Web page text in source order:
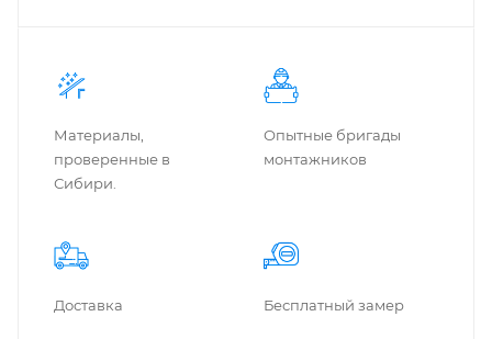
Материалы,
проверенные в
Сибири.
Опытные бригады
монтажников
Доставка Бес­плат­ный замер